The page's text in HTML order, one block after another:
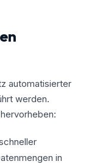
automatisierter
werden.
in